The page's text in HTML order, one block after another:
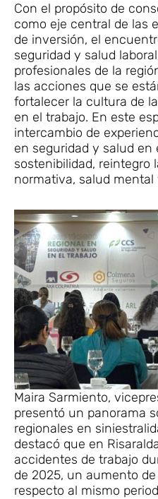
Con el propósito de
como eje central de las
de inversión, el
seguridad y salud
profesionales de la
las acciones que se
fortalecer la cultura de
en el trabajo. En este
intercambio de
en seguridad y salud en
sostenibilidad, reintegro
normativa, salud
Maira Sarmiento,
presentó un panorama
regionales en
destacó que en
accidentes de trabajo
de 2025, un aumento
respecto al mismo